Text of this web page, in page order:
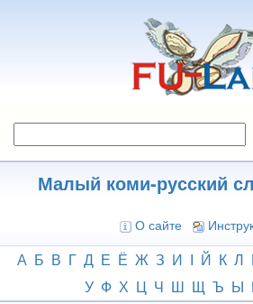
Малый коми-русский
О сайте
А Б В Г Д Е Ё Ж З И І Й К Л
У Ф Х Ц Ч Ш Щ Ъ Ы